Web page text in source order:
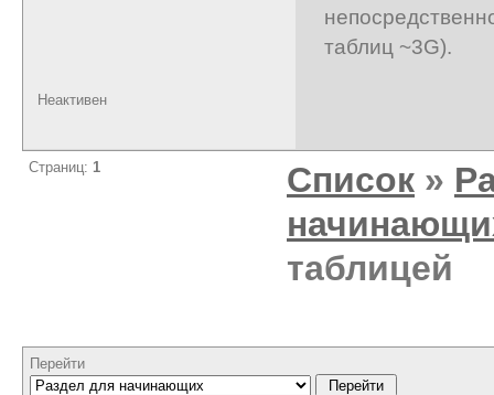
таблиц ~3G).
Неактивен
Страниц: 1 Список »
таблицей
Перейти